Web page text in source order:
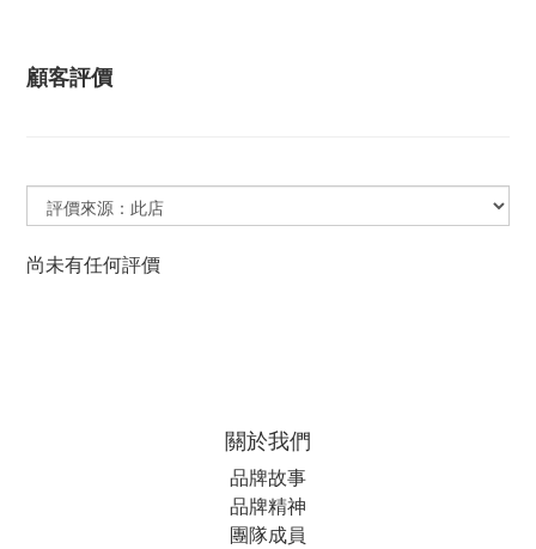
顧客評價
尚未有任何評價
關於我們
品牌故事
品牌精神
團隊成員